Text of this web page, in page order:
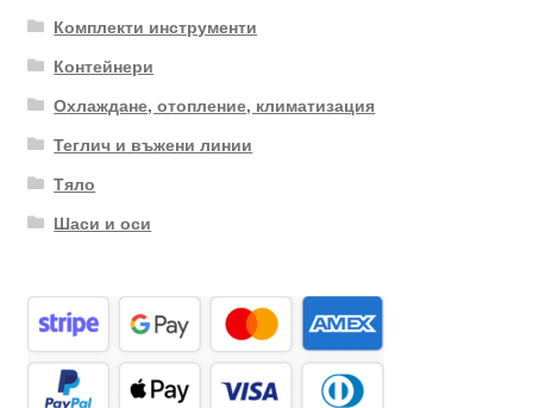
Комплекти инструменти
Контейнери
Охлаждане, отопление, климатизация
Теглич и въжени линии
Тяло
Шаси и оси